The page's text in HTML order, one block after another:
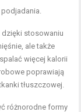
dzięki stosowaniu
ale także
więcej kalorii
poprawiają
tłuszczowej.
różnorodne formy